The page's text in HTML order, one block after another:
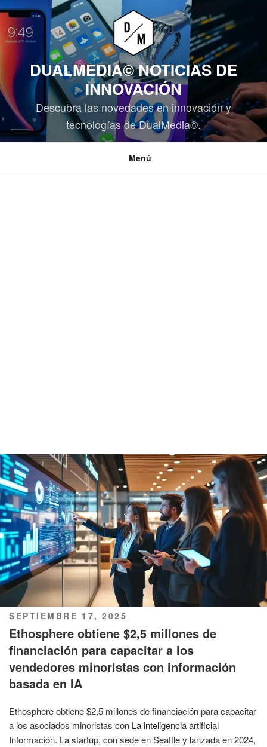
Saltar
contenido
DUALMEDIA© NOTICIAS DE
INNOVACIÓN
Descubra las novedades en innovación y
tecnologías de DualMedia©.
Menú
PUBLICADO
EL
SEPTIEMBRE 17, 2025
Ethosphere obtiene $2,5 millones de
financiación para capacitar a los
vendedores minoristas con información
basada en IA
Ethosphere obtiene $2,5 millones de financiación para capacitar
a los asociados minoristas con La inteligencia artificial
Información. La startup, con sede en Seattle y lanzada en 2024,